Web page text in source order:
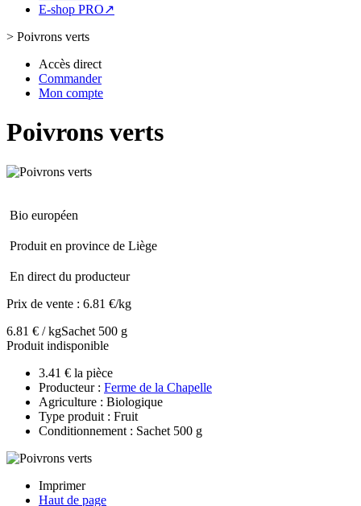
E-shop PRO↗
> Poivrons verts
Accès direct
Commander
Mon compte
Poivrons verts
Bio européen
Produit en province de Liège
En direct du producteur
Prix de vente : 6.81 €/kg
6.81 € / kgSachet 500 g
Produit indisponible
3.41 € la pièce
Producteur : Ferme de la Chapelle
Agriculture : Biologique
Type produit : Fruit
Conditionnement : Sachet 500 g
Imprimer
Haut de page